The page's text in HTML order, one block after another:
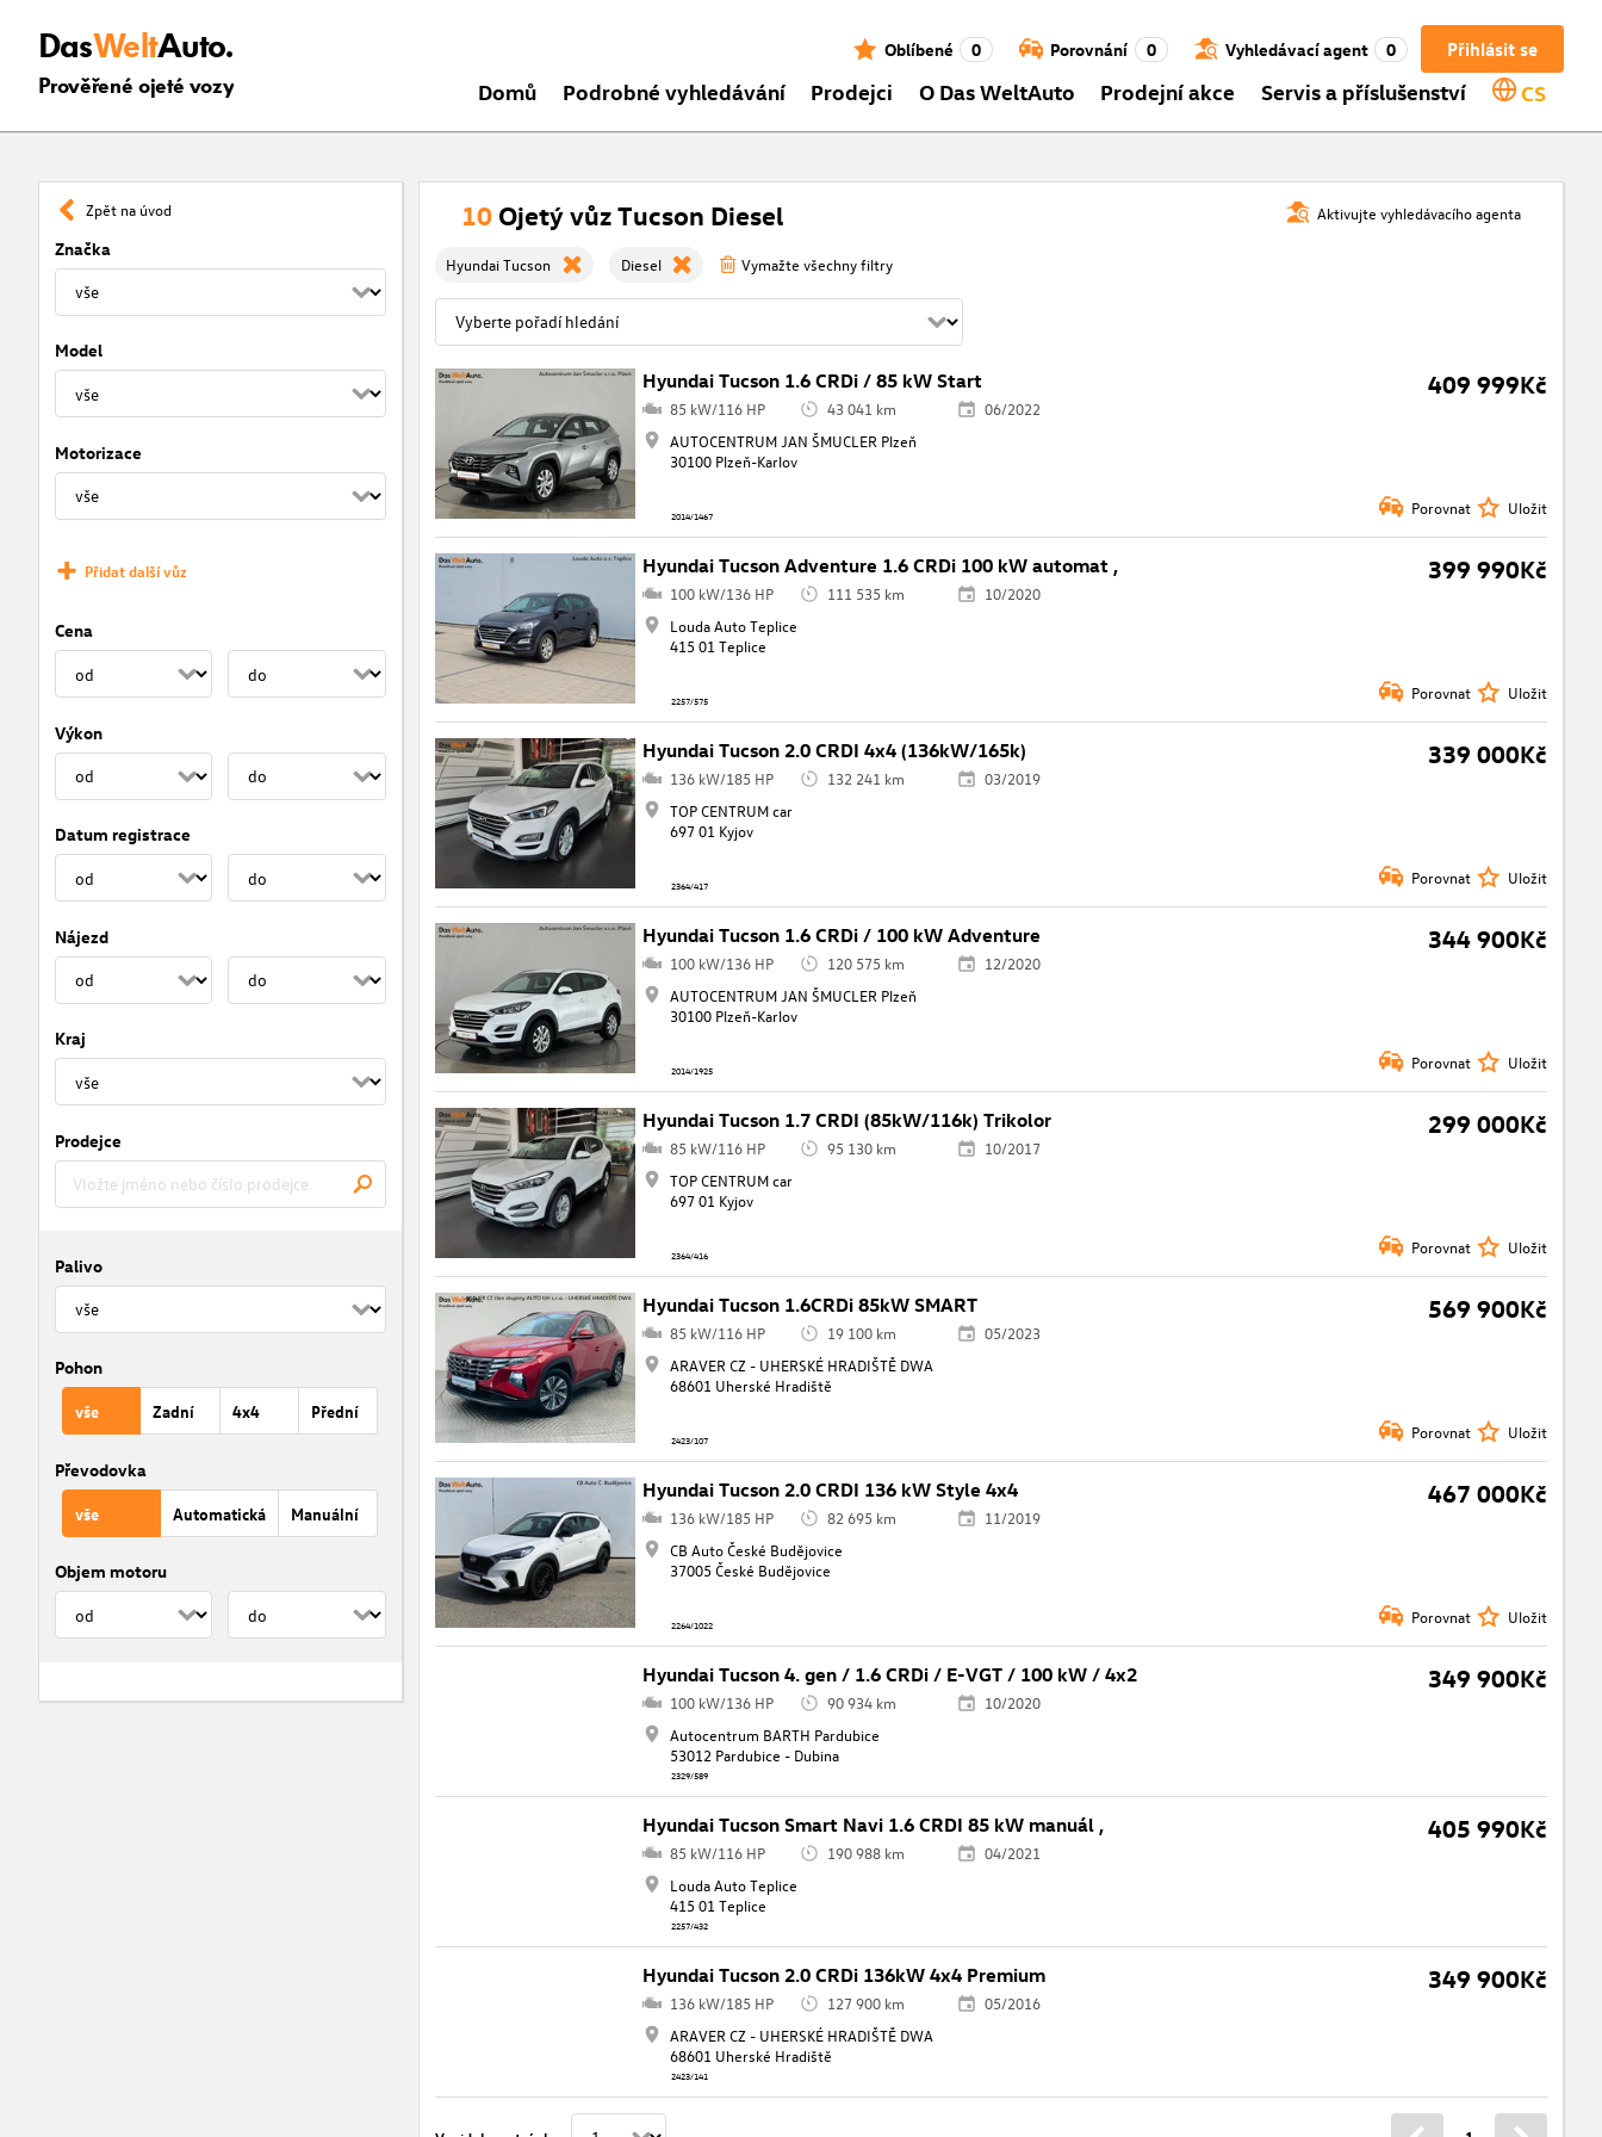
DasWeltAuto.
Prověřené ojeté vozy
Přihlásit se
Oblíbené 0 Porovnání 0 Vyhledávací agent 0
Domů Podrobné vyhledávání Prodejci O Das WeltAuto Prodejní akce Servis a příslušenství CS
Zpět na úvod
Značka
Model
Motorizace
Přidat další vůz
Cena
Výkon
Datum registrace
Nájezd
Kraj
Prodejce
Palivo
Pohon
vše Zadní 4x4 Přední
Převodovka
vše Automatická Manuální
Objem motoru
Aktivujte vyhledávacího agenta
10 Ojetý vůz Tucson Diesel
Hyundai Tucson Diesel Vymažte všechny filtry
Hyundai Tucson 1.6 CRDi / 85 kW Start 409 999Kč
85 kW/116 HP 43 041 km
06/2022
AUTOCENTRUM JAN ŠMUCLER Plzeň
30100 Plzeň-Karlov
2014/1467 Porovnat Uložit
Hyundai Tucson Adventure 1.6 CRDi 100 kW automat , 399 990Kč
100 kW/136 HP 111 535 km
10/2020
Louda Auto Teplice
415 01 Teplice
2257/575 Porovnat Uložit
Hyundai Tucson 2.0 CRDI 4x4 (136kW/165k) 339 000Kč
136 kW/185 HP 132 241 km
03/2019
TOP CENTRUM car
697 01 Kyjov
2364/417 Porovnat Uložit
Hyundai Tucson 1.6 CRDi / 100 kW Adventure 344 900Kč
100 kW/136 HP 120 575 km
12/2020
AUTOCENTRUM JAN ŠMUCLER Plzeň
30100 Plzeň-Karlov
2014/1925 Porovnat Uložit
Hyundai Tucson 1.7 CRDI (85kW/116k) Trikolor 299 000Kč
85 kW/116 HP 95 130 km
10/2017
TOP CENTRUM car
697 01 Kyjov
2364/416 Porovnat Uložit
Hyundai Tucson 1.6CRDi 85kW SMART 569 900Kč
85 kW/116 HP 19 100 km
05/2023
ARAVER CZ - UHERSKÉ HRADIŠTĚ DWA
68601 Uherské Hradiště
2423/107 Porovnat Uložit
Hyundai Tucson 2.0 CRDI 136 kW Style 4x4 467 000Kč
136 kW/185 HP 82 695 km
11/2019
CB Auto České Budějovice
37005 České Budějovice
2264/1022 Porovnat Uložit
Hyundai Tucson 4. gen / 1.6 CRDi / E-VGT / 100 kW / 4x2 349 900Kč
100 kW/136 HP 90 934 km
10/2020
Autocentrum BARTH Pardubice
53012 Pardubice - Dubina
2329/589
Hyundai Tucson Smart Navi 1.6 CRDI 85 kW manuál , 405 990Kč
85 kW/116 HP 190 988 km
04/2021
Louda Auto Teplice
415 01 Teplice
2257/432
Hyundai Tucson 2.0 CRDi 136kW 4x4 Premium 349 900Kč
136 kW/185 HP 127 900 km
05/2016
ARAVER CZ - UHERSKÉ HRADIŠTĚ DWA
68601 Uherské Hradiště
2423/141